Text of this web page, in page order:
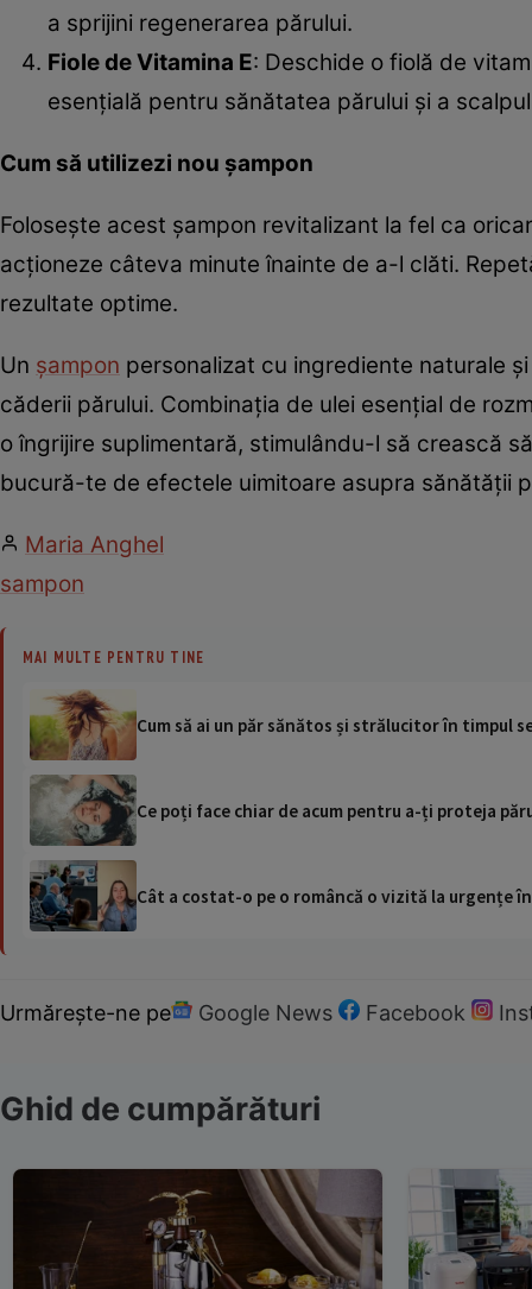
a sprijini regenerarea părului.
Fiole de Vitamina E: Deschide o fiolă de
esențială pentru sănătatea părului și a
Cum să utilizezi nou șampon
Folosește acest șampon revitalizant la fel ca
acționeze câteva minute înainte de a-l clăti.
rezultate optime.
Un șampon personalizat cu ingrediente naturale
căderii părului. Combinația de ulei esențial de
o îngrijire suplimentară, stimulându-l să crească
bucură-te de efectele uimitoare asupra sănătății
Maria Anghel
sampon
MAI MULTE PENTRU TINE
Cum să ai un păr sănătos și strălucitor în timpul
Ce poți face chiar de acum pentru a-ți proteja
Cât a costat-o pe o româncă o vizită la urgențe
Urmărește-ne pe Google News Facebook
Ghid de cumpărături